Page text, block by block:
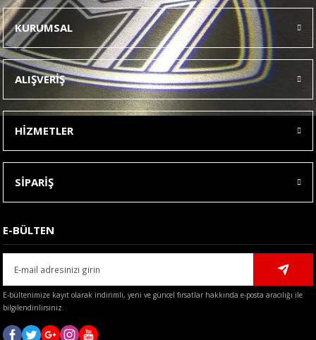
konularda yetersiz gördüğünüz noktaları öneri formunu kullanarak
tarafımıza iletebilirsiniz.
Görüş ve önerileriniz için teşekkür ederiz.
Ürün resmi kalitesiz, bozuk veya görüntülenemiyor.
Ürün açıklamasında eksik bilgiler bulunuyor.
Ürün bilgilerinde hatalar bulunuyor.
Ürün fiyatı diğer sitelerden daha pahalı.
Bu ürüne benzer farklı alternatifler olmalı.
Gönder
KURUMSAL
ALIŞVERİŞ
HİZMETLER
SİPARİŞ
E-BÜLTEN
E-bültenimize kayıt olarak indirimli, yeni ve güncel fırsatlar hakkında e-posta aracılığı ile
bilgilendirilirsiniz.